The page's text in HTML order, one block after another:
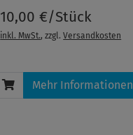
10,00 €/Stück
inkl. MwSt., zzgl.Versandkosten
Mehr Informationen